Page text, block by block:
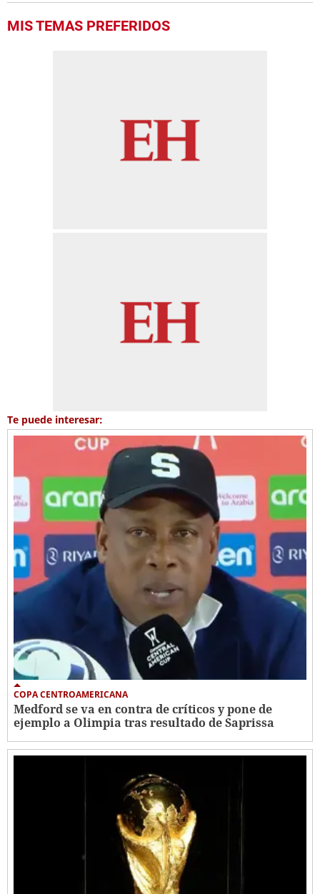
MIS TEMAS PREFERIDOS
Te puede interesar:
COPA CENTROAMERICANA
Medford se va en contra de críticos y pone de
ejemplo a Olimpia tras resultado de Saprissa